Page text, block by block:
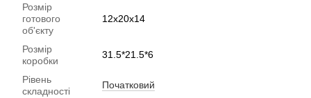
Розмір
готового
об'єкту
12x20x14
Розмір
коробки
31.5*21.5*6
Рівень
складності
Початковий